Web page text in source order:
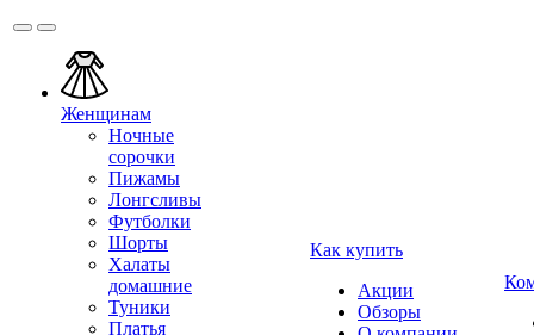
Женщинам
Ночные
сорочки
Пижамы
Лонгсливы
Футболки
Шорты
Халаты
домашние
Туники
Платья
Как купить
Акции
Обзоры